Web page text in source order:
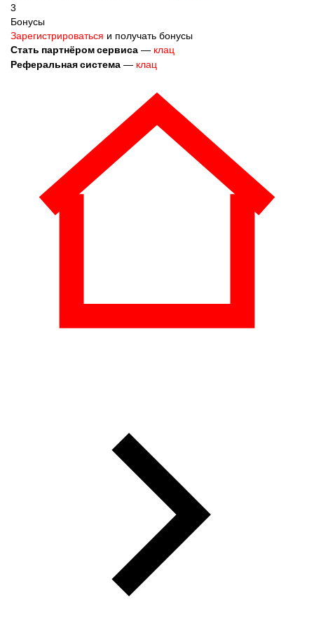
3
Бонусы
Зарегистрироваться и получать бонусы
Стать партнёром сервиса — клац
Реферальная система — клац